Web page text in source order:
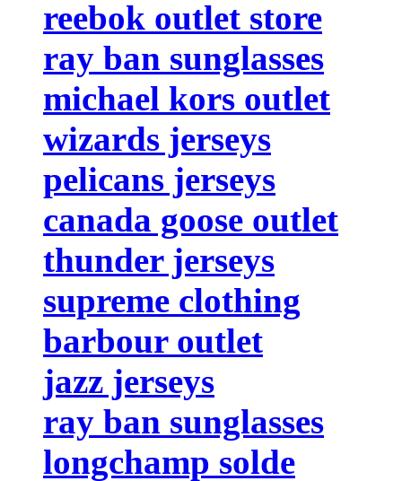
reebok outlet store
ray ban sunglasses
michael kors outlet
wizards jerseys
pelicans jerseys
canada goose outlet
thunder jerseys
supreme clothing
barbour outlet
jazz jerseys
ray ban sunglasses
longchamp solde